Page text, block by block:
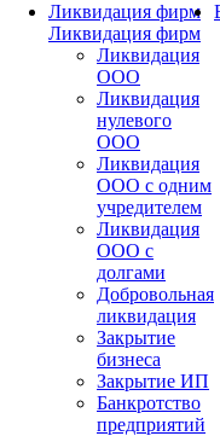
Ликвидация фирм
Ликвидация фирм
Ликвидация
ООО
Ликвидация
нулевого
ООО
Ликвидация
ООО с одним
учредителем
Ликвидация
ООО с
долгами
Добровольная
ликвидация
Закрытие
бизнеса
Закрытие ИП
Банкротство
предприятий